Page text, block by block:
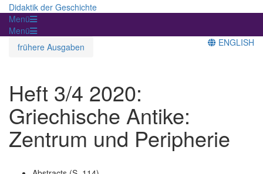
Didaktik der Geschichte
Menü
Menü
frühere Ausgaben
ENGLISH
Heft 3/4 2020:
Griechische Antike:
Zentrum und Peripherie